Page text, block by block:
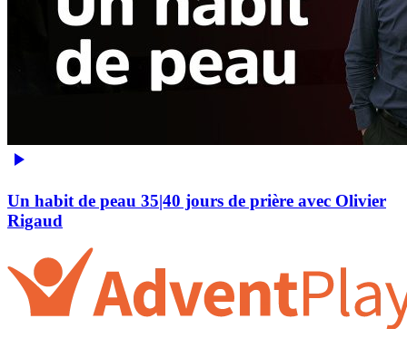
Un habit de peau 35|40 jours de prière avec Olivier
Rigaud